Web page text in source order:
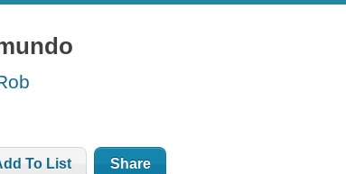
To List Share